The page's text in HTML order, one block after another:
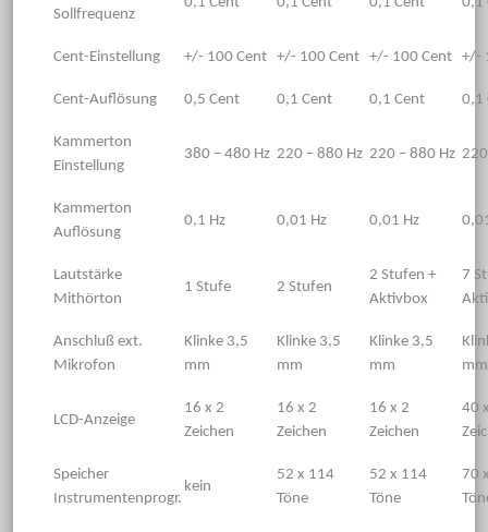
Sollfrequenz
Cent-Einstellung +/- 100 Cent +/- 100 Cent +/- 100 Cent +/-
Cent-Auflösung 0,5 Cent 0,1 Cent 0,1 Cent 0,1
Kammerton
Einstellung
380 – 480 Hz 220 – 880 Hz 220 – 880 Hz
Kammerton
Auflösung
0,1 Hz 0,01 Hz 0,01 Hz
Lautstärke
Mithörton
1 Stufe 2 Stufen
2 Stufen +
Aktivbox
7
Anschluß ext.
Mikrofon
Klinke 3,5
mm
Klinke 3,5
mm
Klinke 3,5
mm
mm
LCD-Anzeige
16 x 2
Zeichen
16 x 2
Zeichen
16 x 2
Zeichen
40
Speicher
Instrumentenprogr.
kein
52 x 114
Töne
52 x 114
Töne
70